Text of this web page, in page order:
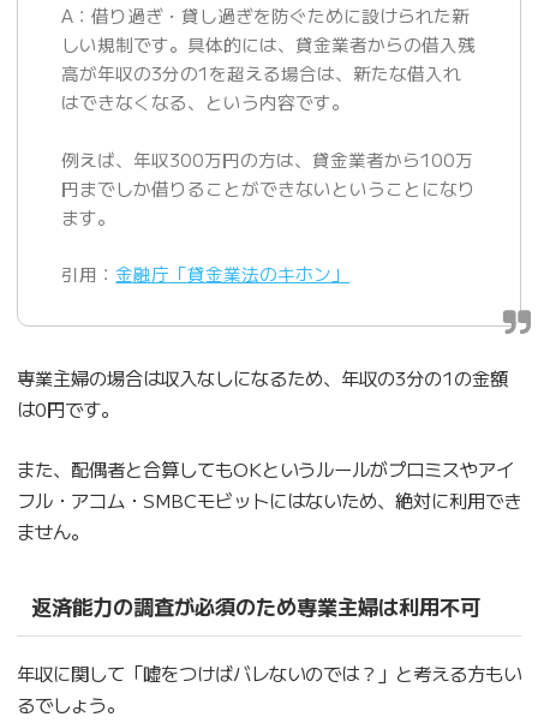
A：借り過ぎ・貸し過ぎを防ぐために設けられた新
しい規制です。具体的には、貸金業者からの借入残
高が年収の3分の1を超える場合は、新たな借入れ
はできなくなる、という内容です。
例えば、年収300万円の方は、貸金業者から100万
円までしか借りることができないということになり
ます。
引用：金融庁「貸金業法のキホン」
専業主婦の場合は収入なしになるため、年収の3分の1の金額
は0円です。
また、配偶者と合算してもOKというルールがプロミスやアイ
フル・アコム・SMBCモビットにはないため、絶対に利用でき
ません。
返済能力の調査が必須のため専業主婦は利用不可
年収に関して「嘘をつけばバレないのでは？」と考える方もい
るでしょう。